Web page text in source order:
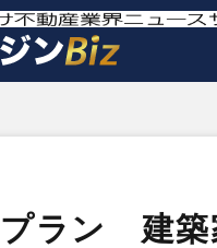
ラン 建築